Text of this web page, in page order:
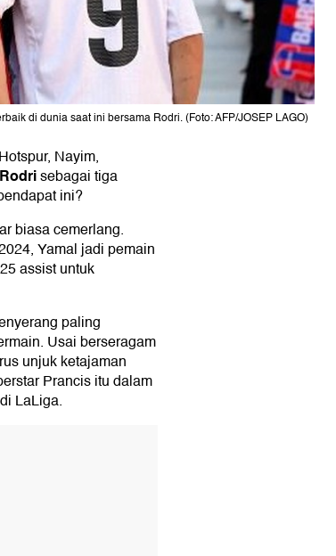
di dunia saat ini bersama Rodri. (Foto: AFP/JOSEP LAGO)
Nayim,
Rodrisebagai tiga
ini?
biasa cemerlang.
Yamal jadi pemain
assist untuk
paling
Usai berseragam
unjuk ketajaman
Prancis itu dalam
di LaLiga.